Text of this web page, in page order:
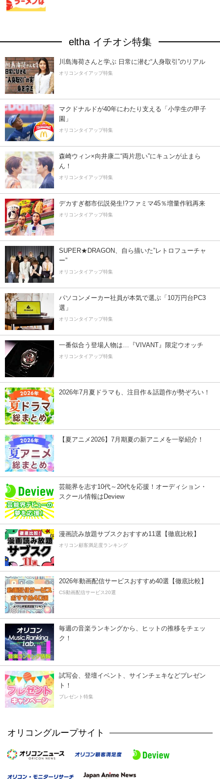
eltha イチオシ特集
川島海荷さんと学ぶ 日常に潜む“人身取引”のリアル
オリコンタイアップ特集
マクドナルドが40年にわたり支える「小学生の甲子
園」
オリコンタイアップ特集
森崎ウィン×向井康二“両片思い”にキュンが止まら
ん！
オリコンタイアップ特集
デカすぎ都市伝説発生!?ファミマ45％増量作戦再来
オリコンタイアップ特集
SUPER★DRAGON、自ら描いた”レトロフューチャ
ー”
オリコンタイアップ特集
パソコンメーカー社員が本気で選ぶ「10万円台PC3
選」
オリコンタイアップ特集
一番似合う登場人物は…『VIVANT』限定ウオッチ
オリコンタイアップ特集
2026年7月夏ドラマも、注目作＆話題作が勢ぞろい！
【夏アニメ2026】7月期夏の新アニメを一挙紹介！
芸能界を志す10代～20代を応援！オーディション・
スクール情報はDeview
漫画読み放題サブスクおすすめ11選【徹底比較】
オリコン顧客満足度ランキング
2026年動画配信サービスおすすめ40選【徹底比較】
CS動画配信サービス20選
毎週の音楽ランキングから、ヒットの推移をチェッ
ク！
試写会、登壇イベント、サインチェキなどプレゼン
ト！
プレゼント特集
オリコングループサイト